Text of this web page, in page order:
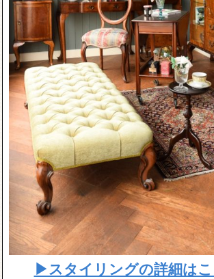
▶スタイリングの詳細は